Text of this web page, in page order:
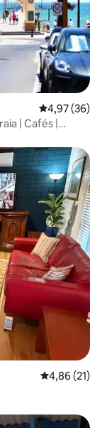
4,97 de uma
4,97 (36)
| Cafés |
4,86 de uma
4,86 (21)